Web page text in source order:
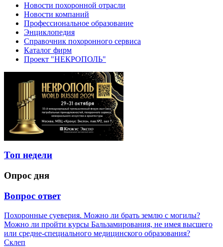
Новости похоронной отрасли
Новости компаний
Профессиональное образование
Энциклопедия
Справочник похоронного сервиса
Каталог фирм
Проект "НЕКРОПОЛЬ"
Топ недели
Опрос дня
Вопрос ответ
Похоронные суеверия. Можно ли брать землю с могилы?
Можно ли пройти курсы Бальзамирования, не имея высшего
или средне-специального медицинского образования?
Склеп